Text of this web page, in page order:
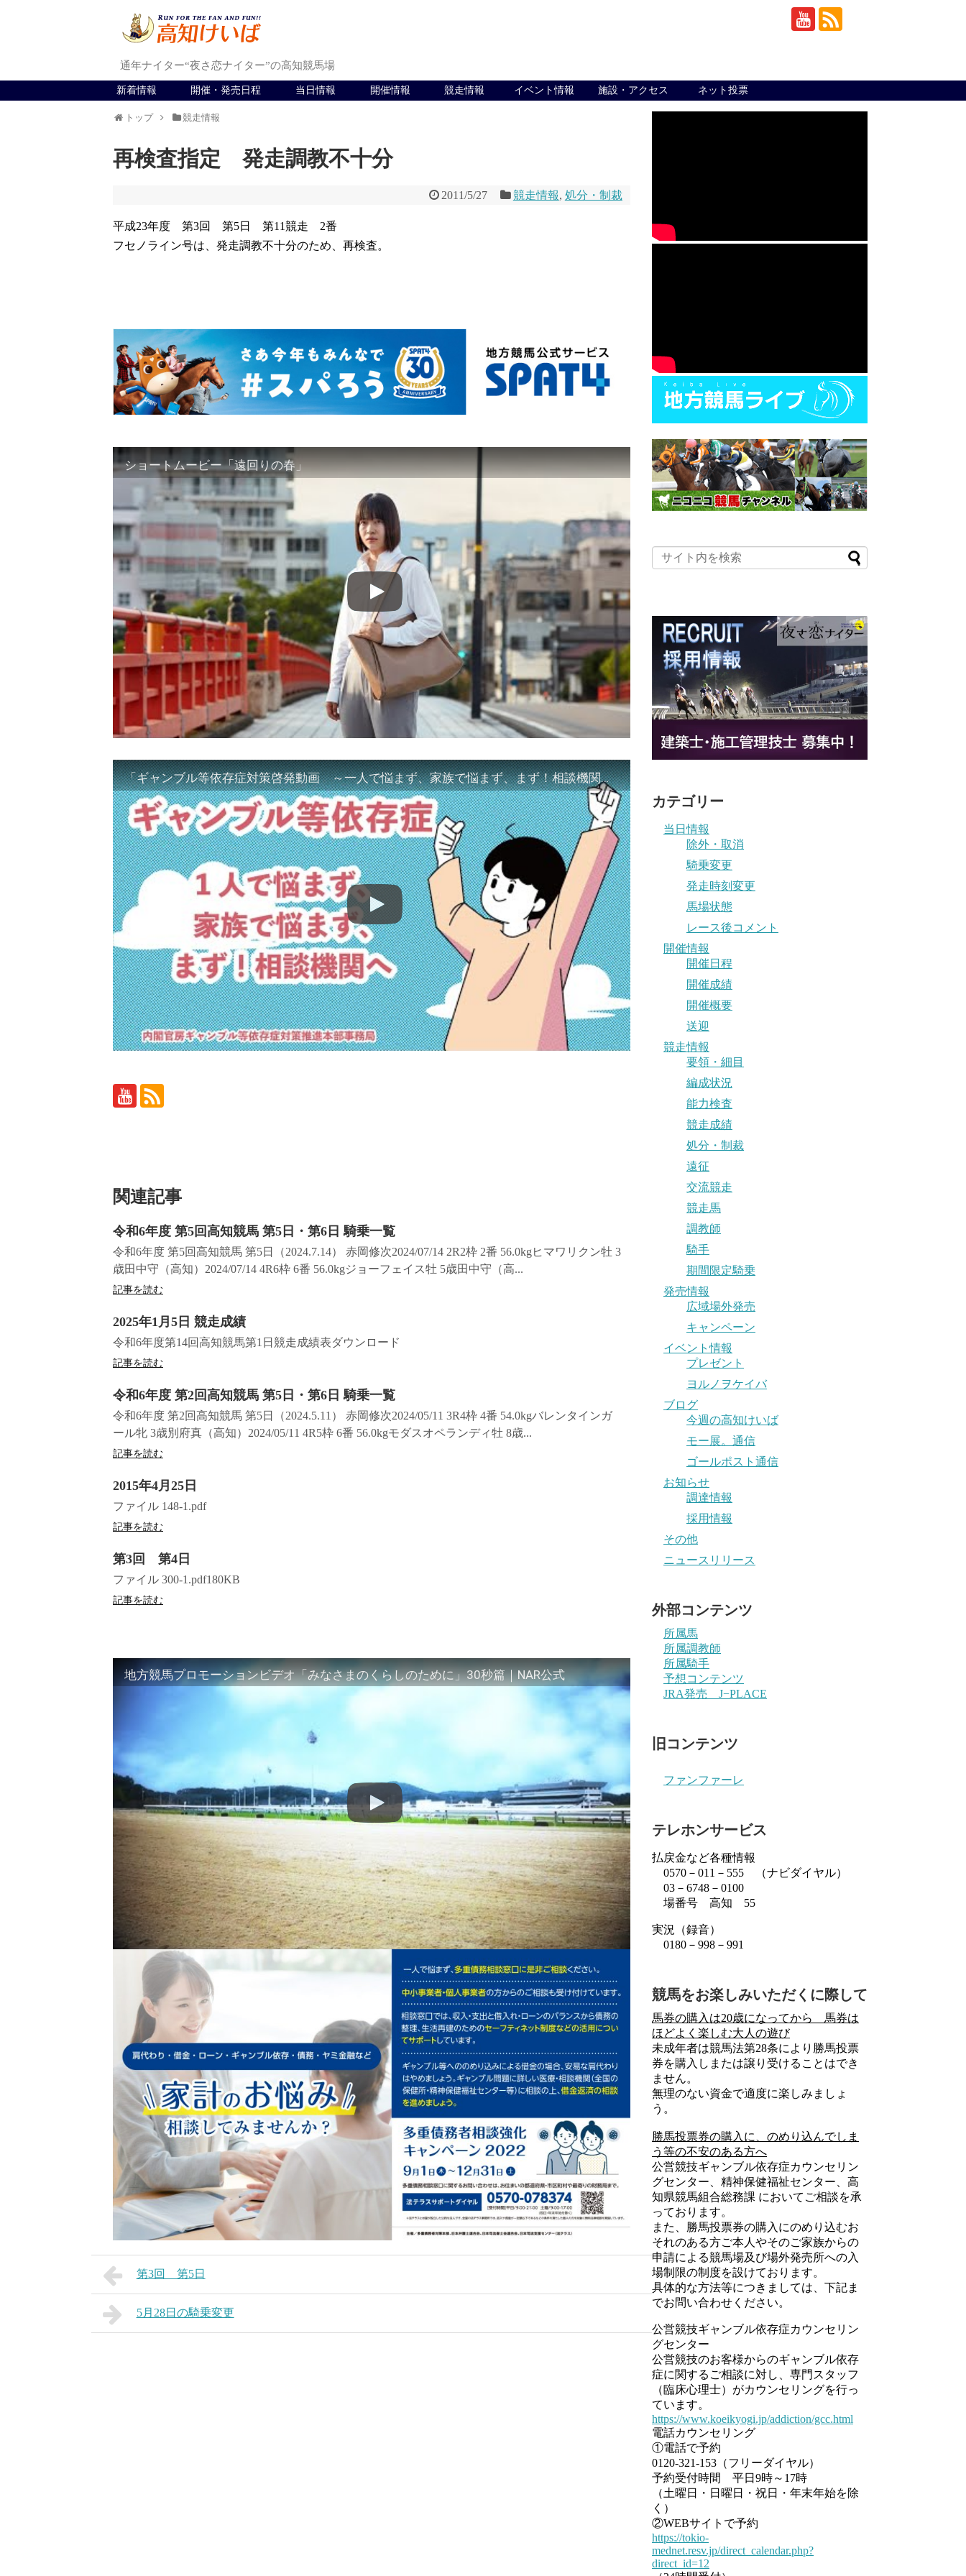
通年ナイター“夜さ恋ナイター”の高知競馬場
新着情報 開催・発売日程 当日情報 開催情報 競走情報 イベント情報 施設・アクセス ネット投票
トップ 競走情報
再検査指定 発走調教不十分
2011/5/27 競走情報, 処分・制裁
平成23年度 第3回 第5日 第11競走 2番
フセノライン号は、発走調教不十分のため、再検査。
ショートムービー「遠回りの春」
「ギャンブル等依存症対策啓発動画 ～一人で悩まず、家族で悩まず、まず！相談機関へ～」
関連記事
令和6年度 第5回高知競馬 第5日・第6日 騎乗一覧
令和6年度 第5回高知競馬 第5日（2024.7.14） 赤岡修次2024/07/14 2R2枠 2番 56.0kgヒマワリクン牡 3
歳田中守（高知）2024/07/14 4R6枠 6番 56.0kgジョーフェイス牡 5歳田中守（高...
記事を読む
2025年1月5日 競走成績
令和6年度第14回高知競馬第1日競走成績表ダウンロード
記事を読む
令和6年度 第2回高知競馬 第5日・第6日 騎乗一覧
令和6年度 第2回高知競馬 第5日（2024.5.11） 赤岡修次2024/05/11 3R4枠 4番 54.0kgバレンタインガ
ール牝 3歳別府真（高知）2024/05/11 4R5枠 6番 56.0kgモダスオペランディ牡 8歳...
記事を読む
2015年4月25日
ファイル 148-1.pdf
記事を読む
第3回 第4日
ファイル 300-1.pdf180KB
記事を読む
地方競馬プロモーションビデオ「みなさまのくらしのために」30秒篇｜NAR公式
第3回 第5日
5月28日の騎乗変更
カテゴリー
当日情報
除外・取消
騎乗変更
発走時刻変更
馬場状態
レース後コメント
開催情報
開催日程
開催成績
開催概要
送迎
競走情報
要領・細目
編成状況
能力検査
競走成績
処分・制裁
遠征
交流競走
競走馬
調教師
騎手
期間限定騎乗
発売情報
広域場外発売
キャンペーン
イベント情報
プレゼント
ヨルノヲケイバ
ブログ
今週の高知けいば
モー展。通信
ゴールポスト通信
お知らせ
調達情報
採用情報
その他
ニュースリリース
外部コンテンツ
所属馬
所属調教師
所属騎手
予想コンテンツ
JRA発売 J−PLACE
旧コンテンツ
ファンファーレ
テレホンサービス
払戻金など各種情報
0570－011－555 （ナビダイヤル）
03－6748－0100
場番号 高知 55
実況（録音）
0180－998－991
競馬をお楽しみいただくに際して
馬券の購入は20歳になってから 馬券は
ほどよく楽しむ大人の遊び
未成年者は競馬法第28条により勝馬投票
券を購入しまたは譲り受けることはでき
ません。
無理のない資金で適度に楽しみましょ
う。
勝馬投票券の購入に、のめり込んでしま
う等の不安のある方へ
公営競技ギャンブル依存症カウンセリン
グセンター、精神保健福祉センター、高
知県競馬組合総務課 においてご相談を承
っております。
また、勝馬投票券の購入にのめり込むお
それのある方ご本人やそのご家族からの
申請による競馬場及び場外発売所への入
場制限の制度を設けております。
具体的な方法等につきましては、下記ま
でお問い合わせください。
公営競技ギャンブル依存症カウンセリン
グセンター
公営競技のお客様からのギャンブル依存
症に関するご相談に対し、専門スタッフ
（臨床心理士）がカウンセリングを行っ
ています。
https://www.koeikyogi.jp/addiction/gcc.html
電話カウンセリング
①電話で予約
0120-321-153（フリーダイヤル）
予約受付時間 平日9時～17時
（土曜日・日曜日・祝日・年末年始を除
く）
②WEBサイトで予約
https://tokio-
mednet.resv.jp/direct_calendar.php?
direct_id=12